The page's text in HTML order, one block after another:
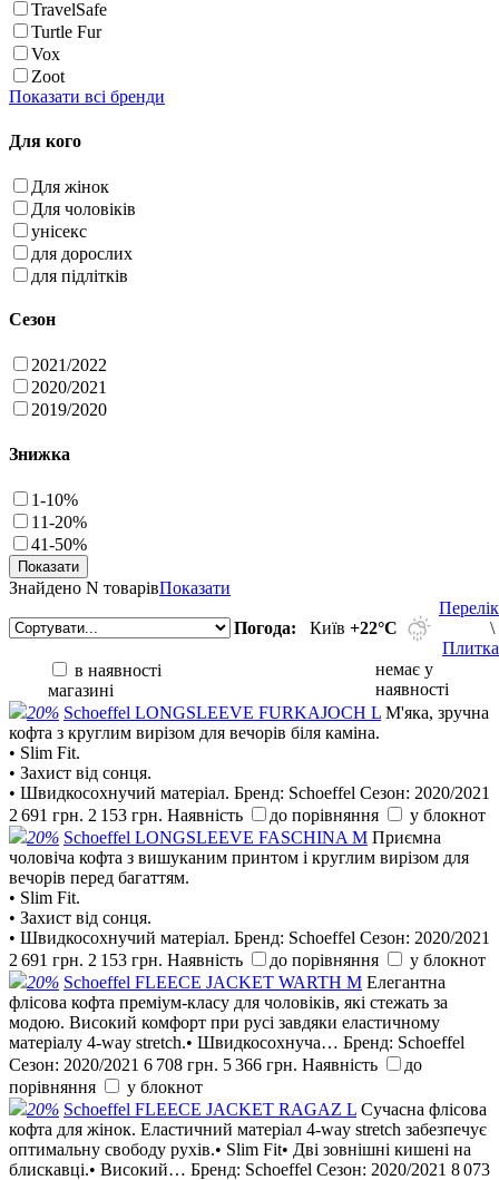
TravelSafe
Turtle Fur
Vox
Zoot
Показати всі бренди
Для кого
Для жінок
Для чоловіків
унісекс
для дорослих
для підлітків
Сезон
2021/2022
2020/2021
2019/2020
Знижка
1-10%
11-20%
41-50%
Знайдено N товарівПоказати
Погода: Київ +22°С
Перелік
\
Плитка
в наявності
магазині
немає у
наявності
20% Schoeffel LONGSLEEVE FURKAJOCH L М'яка, зручна
кофта з круглим вирізом для вечорів біля каміна.
• Slim Fit.
• Захист від сонця.
• Швидкосохнучий матеріал. Бренд: Schoeffel Сезон: 2020/2021
2 691 грн. 2 153 грн. Наявність до порівняння
у блокнот
20% Schoeffel LONGSLEEVE FASCHINA M Приємна
чоловіча кофта з вишуканим принтом і круглим вирізом для
вечорів перед багаттям.
• Slim Fit.
• Захист від сонця.
• Швидкосохнучий матеріал. Бренд: Schoeffel Сезон: 2020/2021
2 691 грн. 2 153 грн. Наявність до порівняння
у блокнот
20% Schoeffel FLEECE JACKET WARTH M Елегантна
флісова кофта преміум-класу для чоловіків, які стежать за
модою. Високий комфорт при русі завдяки еластичному
матеріалу 4-way stretch.• Швидкосохнуча… Бренд: Schoeffel
Сезон: 2020/2021 6 708 грн. 5 366 грн. Наявність
до
порівняння
у блокнот
20% Schoeffel FLEECE JACKET RAGAZ L Сучасна флісова
кофта для жінок. Еластичний матеріал 4-way stretch забезпечує
оптимальну свободу рухів.• Slim Fit• Дві зовнішні кишені на
блискавці.• Високий… Бренд: Schoeffel Сезон: 2020/2021 8 073